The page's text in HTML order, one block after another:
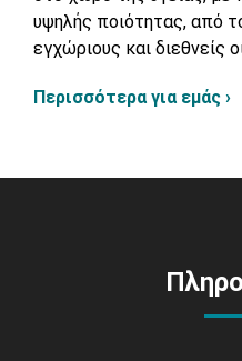
υψηλής ποιότητας, από
εγχώριους και διεθνείς
Περισσότερα για εμάς ›